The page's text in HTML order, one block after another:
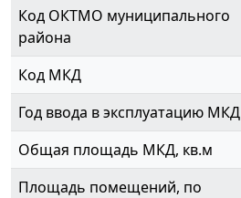
Код ОКТМО муниципального
района
Код МКД
Год ввода в эксплуатацию МКД
Общая площадь МКД, кв.м
Площадь помещений, по